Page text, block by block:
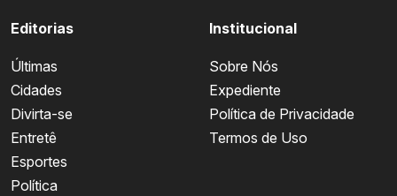
Editorias
Últimas
Cidades
Divirta-se
Entretê
Esportes
Política
Institucional
Sobre Nós
Expediente
Política de Privacidade
Termos de Uso